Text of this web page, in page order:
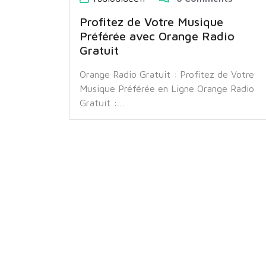
Profitez de Votre Musique
Préférée avec Orange Radio
Gratuit
Orange Radio Gratuit : Profitez de Votre
Musique Préférée en Ligne Orange Radio
Gratuit :…